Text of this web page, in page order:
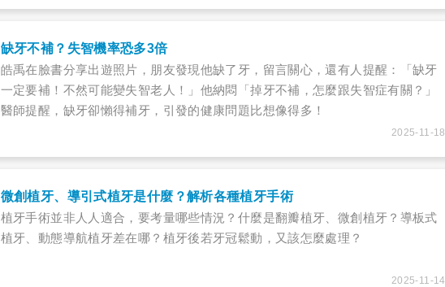
缺牙不補？失智機率恐多3倍
​皓禹在臉書分享出遊照片，朋友發現他缺了牙，留言關心，還有人提醒：「缺牙
一定要補！不然可能變失智老人！」他納悶「掉牙不補，怎麼跟失智症有關？」
醫師提醒，缺牙卻懶得補牙，引發的健康問題比想像得多！
2025-11-18
微創植牙、導引式植牙是什麼？解析各種植牙手術
植牙手術並非人人適合，要考量哪些情況？什麼是翻瓣植牙、微創植牙？導板式
植牙、動態導航植牙差在哪？植牙後若牙冠鬆動，又該怎麼處理？
2025-11-14